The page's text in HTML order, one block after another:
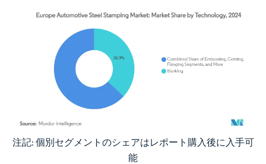
画像 © Mordor Intelligence。再利用にはCC BY 4.0の表示が必要です。
注記: 個別セグメントのシェアはレポート購入後に入手可
能